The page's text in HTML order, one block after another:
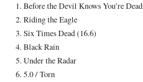
Before the Devil Knows You’re Dead
Riding the Eagle
Six Times Dead (16.6)
Black Rain
Under the Radar
5.0 / Torn